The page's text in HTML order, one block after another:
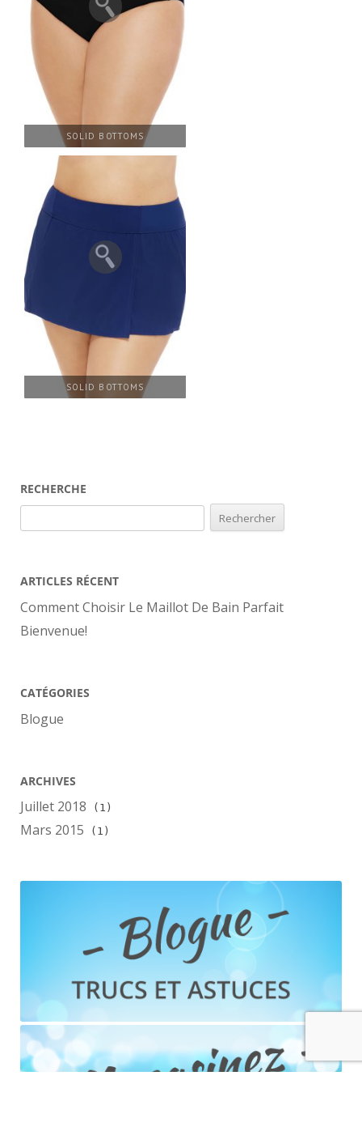
SOLID BOTTOMS
SOLID BOTTOMS
RECHERCHE
ARTICLES RÉCENT
Comment Choisir Le Maillot De Bain Parfait
Bienvenue!
CATÉGORIES
Blogue
ARCHIVES
Juillet 2018 (1)
Mars 2015 (1)